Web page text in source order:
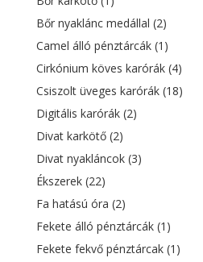
Bőr nyaklánc medállal (2)
Camel álló pénztárcák (1)
Cirkónium köves karórák (4)
Csiszolt üveges karórák (18)
Digitális karórák (2)
Divat karkötő (2)
Divat nyakláncok (3)
Ékszerek (22)
Fa hatású óra (2)
Fekete álló pénztárcák (1)
Fekete fekvő pénztárcak (1)